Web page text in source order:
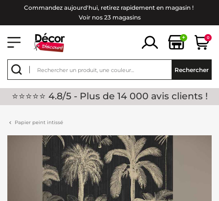
Commandez aujourd'hui, retirez rapidement en magasin !
Voir nos 23 magasins
+ 0
Rechercher
⭐⭐⭐⭐⭐ 4.8/5 - Plus de 14 000 avis clients !
Papier peint intissé